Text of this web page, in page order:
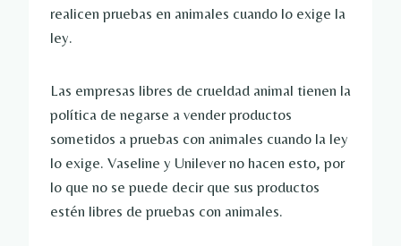
realicen pruebas en animales cuando lo exige la
ley.
Las empresas libres de crueldad animal tienen la
política de negarse a vender productos
sometidos a pruebas con animales cuando la ley
lo exige. Vaseline y Unilever no hacen esto, por
lo que no se puede decir que sus productos
estén libres de pruebas con animales.